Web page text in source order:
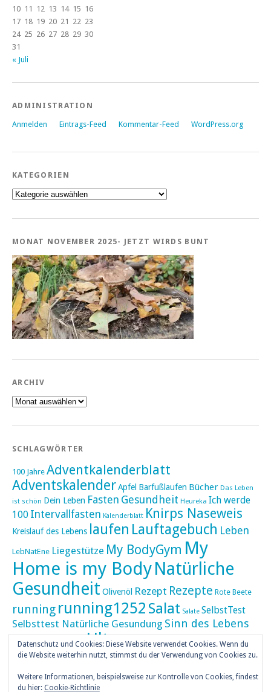
10 11 12 13 14 15 16
17 18 19 20 21 22 23
24 25 26 27 28 29 30
31
« Juli
ADMINISTRATION
Anmelden Eintrags-Feed Kommentar-Feed WordPress.org
KATEGORIEN
Kategorien
MONAT NOVEMBER 2025- JETZT WIRDS BUNT
ARCHIV
Archiv
SCHLAGWÖRTER
100 Jahre Adventkalenderblatt
AdventskalenderApfel Barfußlaufen Bücher Das Leben
ist schön Dein Leben Fasten Gesundheit Heureka Ich werde
100 Intervallfasten Kalenderblatt Knirps Naseweis
Kreislauf des Lebens laufen Lauftagebuch Leben
LebNatEne Liegestütze My BodyGym My
Home is my Body Natürliche
Gesundheit Olivenöl Rezept Rezepte Rote Beete
running running1252 Salat Salate SelbstTest
Selbsttest Natürliche Gesundung Sinn des Lebens
Skaten Tageskalender UltraUltramarathon
umZEITZUerLEBEN Weihnachten
Weihnachtskalender weiser UHU
Datenschutz und Cookies: Diese Website verwendet Cookies. Wenn du
die Website weiterhin nutzt, stimmst du der Verwendung von Cookies zu.
Weitere Informationen, beispielsweise zur Kontrolle von Cookies, findest
du hier: Cookie-Richtlinie